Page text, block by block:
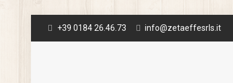
+39 0184 26.46.73 info@zetaeffesrls.it